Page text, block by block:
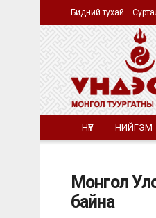
Бидний тухай
НҮҮР НИЙГЭМ
Монгол
байна